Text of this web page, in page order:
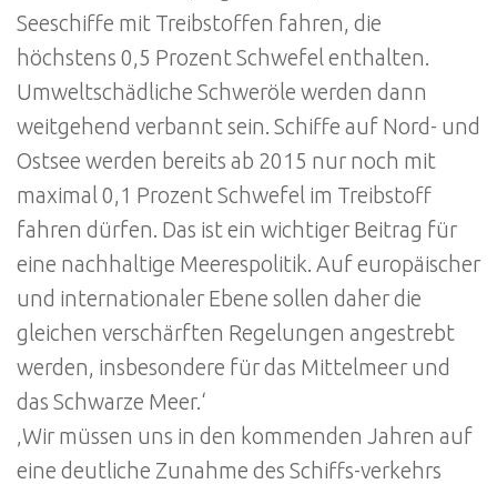
Seeschiffe mit Treibstoffen fahren, die
höchstens 0,5 Prozent Schwefel enthalten.
Umweltschädliche Schweröle werden dann
weitgehend verbannt sein. Schiffe auf Nord- und
Ostsee werden bereits ab 2015 nur noch mit
maximal 0,1 Prozent Schwefel im Treibstoff
fahren dürfen. Das ist ein wichtiger Beitrag für
eine nachhaltige Meerespolitik. Auf europäischer
und internationaler Ebene sollen daher die
gleichen verschärften Regelungen angestrebt
werden, insbesondere für das Mittelmeer und
das Schwarze Meer.‘
‚Wir müssen uns in den kommenden Jahren auf
eine deutliche Zunahme des Schiffs-verkehrs